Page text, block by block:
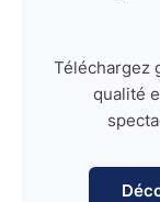
Téléchargez
qualité